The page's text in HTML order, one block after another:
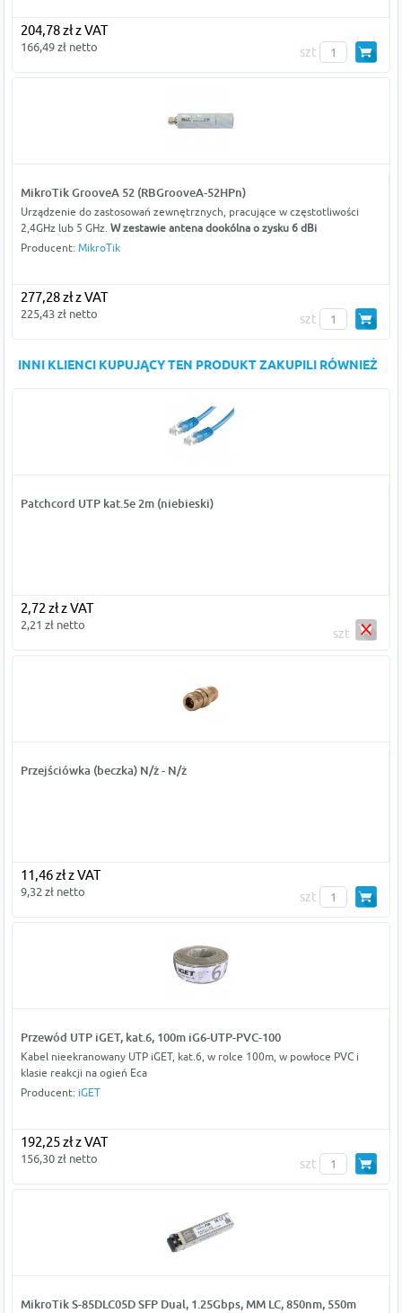
204,78 zł z VAT
166,49 zł netto szt
MikroTik GrooveA 52 (RBGrooveA-52HPn)
Urządzenie do zastosowań zewnętrznych, pracujące w częstotliwości
2,4GHz lub 5 GHz. W zestawie antena dookólna o zysku 6 dBi
Producent: MikroTik
277,28 zł z VAT
225,43 zł netto szt
INNI KLIENCI KUPUJĄCY TEN PRODUKT ZAKUPILI RÓWNIEŻ
Patchcord UTP kat.5e 2m (niebieski)
2,72 zł z VAT
2,21 zł netto
szt
Przejściówka (beczka) N/ż - N/ż
11,46 zł z VAT
9,32 zł netto szt
Przewód UTP iGET, kat.6, 100m iG6-UTP-PVC-100
Kabel nieekranowany UTP iGET, kat.6, w rolce 100m, w powłoce PVC i
klasie reakcji na ogień Eca
Producent: iGET
192,25 zł z VAT
156,30 zł netto szt
MikroTik S-85DLC05D SFP Dual, 1.25Gbps, MM LC, 850nm, 550m